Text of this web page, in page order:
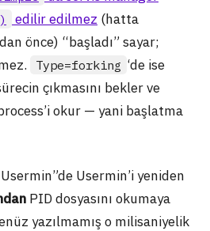
edilir edilmez (hatta
önce) “başladı” sayar;
Type=forking ‘de ise
çıkmasını bekler ve
okur — yani başlatma
Usermin’i yeniden
PID dosyasını okumaya
yazılmamış o milisaniyelik